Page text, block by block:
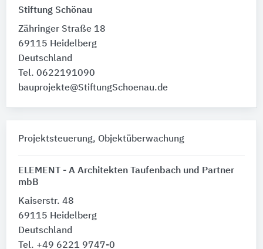
Stiftung Schönau
Zähringer Straße 18
69115 Heidelberg
Deutschland
Tel. 0622191090
bauprojekte@StiftungSchoenau.de
Projektsteuerung, Objektüberwachung
ELEMENT - A Architekten Taufenbach und Partner
mbB
Kaiserstr. 48
69115 Heidelberg
Deutschland
Tel. +49 6221 9747-0